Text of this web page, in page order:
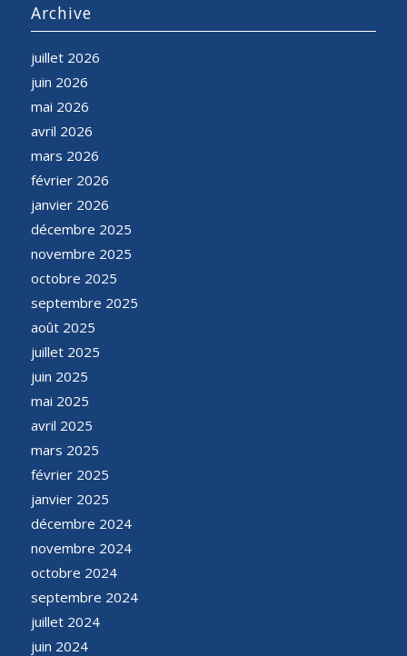
Archive
juillet 2026
juin 2026
mai 2026
avril 2026
mars 2026
février 2026
janvier 2026
décembre 2025
novembre 2025
octobre 2025
septembre 2025
août 2025
juillet 2025
juin 2025
mai 2025
avril 2025
mars 2025
février 2025
janvier 2025
décembre 2024
novembre 2024
octobre 2024
septembre 2024
juillet 2024
juin 2024